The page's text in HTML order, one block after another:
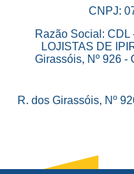
CNPJ:
Razão Social:
LOJISTAS DE
Girassóis, Nº 926 -
R. dos Girassóis, Nº